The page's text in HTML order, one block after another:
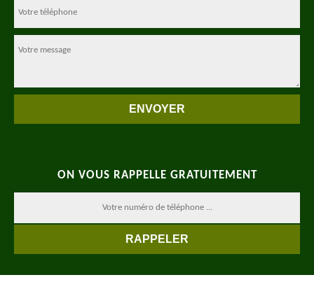
ON VOUS RAPPELLE GRATUITEMENT